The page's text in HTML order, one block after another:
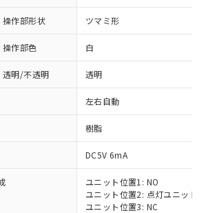
操作部形状 ツマミ形
操作部色 白
透明/不透明 透明
左右自動
樹脂
DC5V 6mA
ユニット位置1: NO
ユニット位置2: 点灯ユニット
ユニット位置3: NC